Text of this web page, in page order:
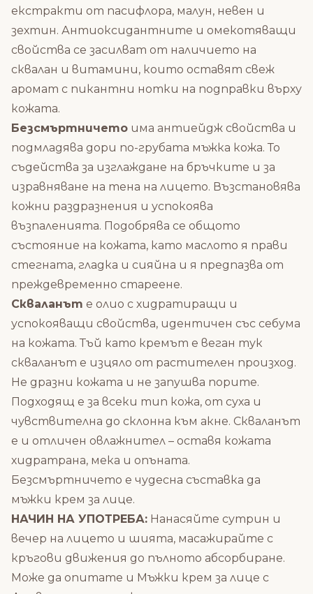
екстракти от пасифлора, малун, невен и
зехтин. Антиоксидантните и омекотяващи
свойства се засилват от наличието на
сквалан и витамини, които оставят свеж
аромат с пикантни нотки на подправки върху
кожата.
Безсмъртничето има антиейдж свойства и
подмладява дори по-грубата мъжка кожа. То
съдейства за изглаждане на бръчките и за
изравняване на тена на лицето. Възстановява
кожни раздразнения и успокоява
възпаленията. Подобрява се общото
състояние на кожата, като маслото я прави
стегната, гладка и сияйна и я предпазва от
преждевременно стареене.
Скваланът е олио с хидратиращи и
успокояващи свойства, идентичен със себума
на кожата. Тъй като кремът е веган тук
скваланът е изцяло от растителен произход.
Не дразни кожата и не запушва порите.
Подходящ е за всеки тип кожа, от суха и
чувствителна до склонна към акне. Скваланът
е и отличен овлажнител – оставя кожата
хидратрана, мека и опъната.
Безсмъртничето е чудесна съставка да
мъжки крем за лице.
НАЧИН НА УПОТРЕБА: Нанасяйте сутрин и
вечер на лицето и шията, масажирайте с
кръгови движения до пълното абсорбиране.
Може да опитате и Мъжки крем за лице с